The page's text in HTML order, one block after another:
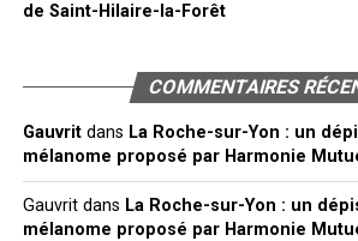
de Saint-Hilaire-la-Forêt
COMMENTAIRES
Gauvritdans La Roche-sur-Yon : un
mélanome proposé par Harmonie
Gauvritdans La Roche-sur-Yon : un
mélanome proposé par Harmonie